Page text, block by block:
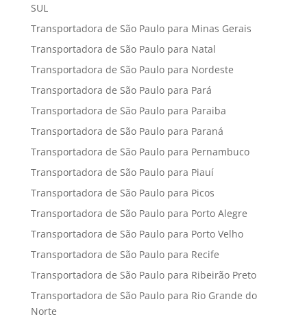
SUL
Transportadora de São Paulo para Minas Gerais
Transportadora de São Paulo para Natal
Transportadora de São Paulo para Nordeste
Transportadora de São Paulo para Pará
Transportadora de São Paulo para Paraiba
Transportadora de São Paulo para Paraná
Transportadora de São Paulo para Pernambuco
Transportadora de São Paulo para Piauí
Transportadora de São Paulo para Picos
Transportadora de São Paulo para Porto Alegre
Transportadora de São Paulo para Porto Velho
Transportadora de São Paulo para Recife
Transportadora de São Paulo para Ribeirão Preto
Transportadora de São Paulo para Rio Grande do
Norte